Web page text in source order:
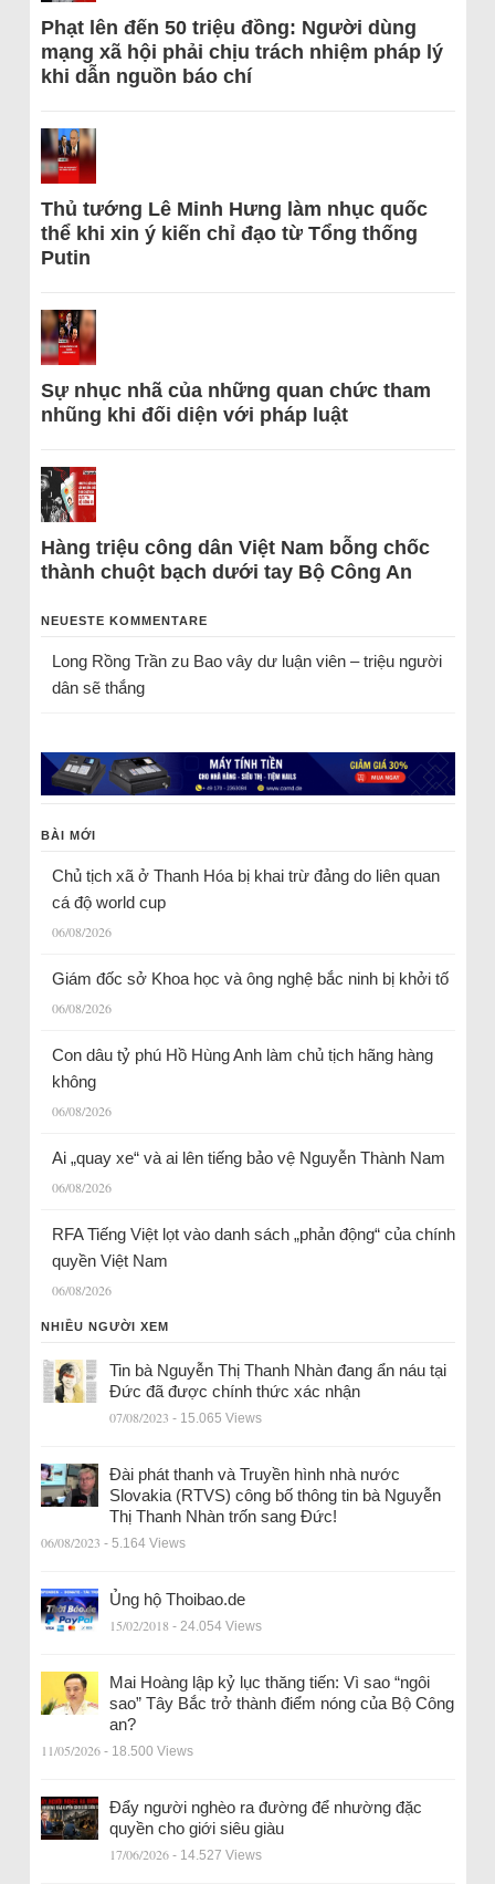
Phạt lên đến 50 triệu đồng: Người dùng
mạng xã hội phải chịu trách nhiệm pháp lý
khi dẫn nguồn báo chí
Thủ tướng Lê Minh Hưng làm nhục quốc
thể khi xin ý kiến chỉ đạo từ Tổng thống
Putin
Sự nhục nhã của những quan chức tham
nhũng khi đối diện với pháp luật
Hàng triệu công dân Việt Nam bỗng chốc
thành chuột bạch dưới tay Bộ Công An
NEUESTE KOMMENTARE
Long Rồng Trầnzu Bao vây dư luận viên – triệu người
dân sẽ thắng
BÀI MỚI
Chủ tịch xã ở Thanh Hóa bị khai trừ đảng do liên quan
cá độ world cup
06/08/2026
Giám đốc sở Khoa học và ông nghệ bắc ninh bị khởi tố
06/08/2026
Con dâu tỷ phú Hồ Hùng Anh làm chủ tịch hãng hàng
không
06/08/2026
Ai „quay xe“ và ai lên tiếng bảo vệ Nguyễn Thành Nam
06/08/2026
RFA Tiếng Việt lọt vào danh sách „phản động“ của chính
quyền Việt Nam
06/08/2026
NHIỀU NGƯỜI XEM
Tin bà Nguyễn Thị Thanh Nhàn đang ẩn náu tại
Đức đã được chính thức xác nhận
07/08/2023 - 15.065 Views
Đài phát thanh và Truyền hình nhà nước
Slovakia (RTVS) công bố thông tin bà Nguyễn
Thị Thanh Nhàn trốn sang Đức!
06/08/2023 - 5.164 Views
Ủng hộ Thoibao.de
15/02/2018 - 24.054 Views
Mai Hoàng lập kỷ lục thăng tiến: Vì sao “ngôi
sao” Tây Bắc trở thành điểm nóng của Bộ Công
an?
11/05/2026 - 18.500 Views
Đẩy người nghèo ra đường để nhường đặc
quyền cho giới siêu giàu
17/06/2026 - 14.527 Views